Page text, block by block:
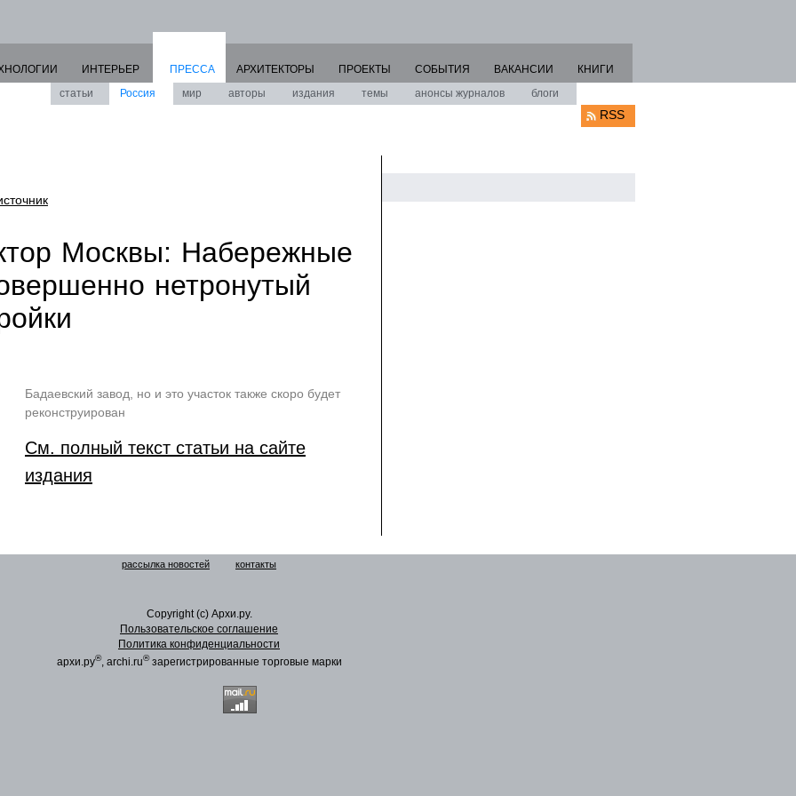
ИНТЕРЬЕР
ПРЕССА
статьи
Россия мир авторы издания темы анонсы журналов блоги
АРХИТЕКТОРЫ ПРОЕКТЫ СОБЫТИЯ ВАКАНСИИ КНИГИ
RSS
Москвы: Набережные
нетронутый
Бадаевский завод, но и это участок также скоро будет
реконструирован
См. полный текст статьи на сайте
издания
рассылка новостей контакты
Copyright (c) Архи.ру.
Пользовательское соглашение
Политика конфиденциальности
архи.ру®, archi.ru®зарегистрированные торговые марки